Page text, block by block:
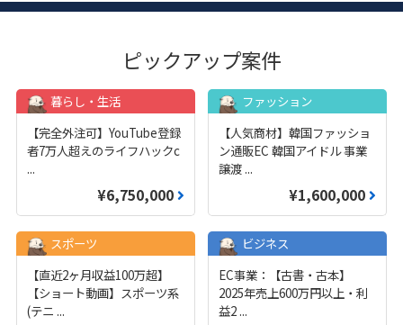
ピックアップ案件
暮らし・生活
【完全外注可】YouTube登録
者7万人超えのライフハックc
...
¥6,750,000
ファッション
【人気商材】韓国ファッショ
ン通販EC 韓国アイドル 事業
譲渡 ...
¥1,600,000
スポーツ
【直近2ヶ月収益100万超】
【ショート動画】スポーツ系
(テニ ...
ビジネス
EC事業：【古書・古本】
2025年売上600万円以上・利
益2 ...